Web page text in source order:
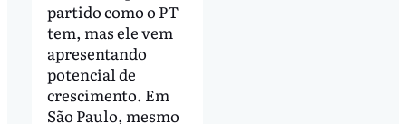
partido como o PT
tem, mas ele vem
apresentando
potencial de
crescimento. Em
São Paulo, mesmo